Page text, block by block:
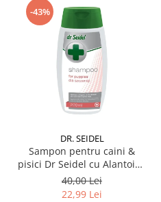
-43%
DR. SEIDEL
Sampon pentru caini &
pisici Dr Seidel cu Alantoina
220 ml
40,00 Lei
22,99 Lei